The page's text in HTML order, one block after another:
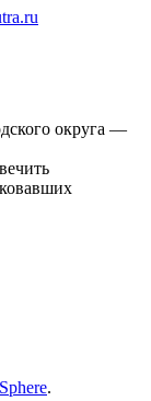
округа —
.